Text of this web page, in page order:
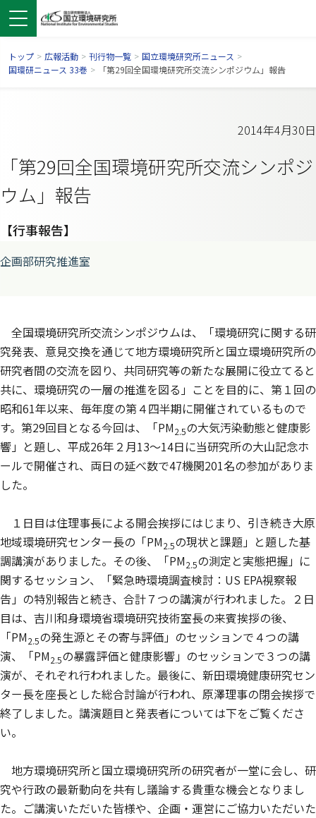
トップ > 広報活動 > 刊行物一覧 > 国立環境研究所ニュース >
国環研ニュース 33巻 > 「第29回全国環境研究所交流シンポジウム」報告
2014年4月30日
「第29回全国環境研究所交流シンポジ
ウム」報告
【行事報告】
企画部研究推進室
全国環境研究所交流シンポジウムは、「環境研究に関する研
究発表、意見交換を通じて地方環境研究所と国立環境研究所の
研究者間の交流を図り、共同研究等の新たな展開に役立てると
共に、環境研究の一層の推進を図る」ことを目的に、第１回の
昭和61年以来、毎年度の第４四半期に開催されているもので
す。第29回目となる今回は、「PM2.5の大気汚染動態と健康影
響」と題し、平成26年２月13～14日に当研究所の大山記念ホ
ールで開催され、両日の延べ数で47機関201名の参加がありま
した。
１日目は住理事長による開会挨拶にはじまり、引き続き大原
地域環境研究センター長の「PM2.5の現状と課題」と題した基
調講演がありました。その後、「PM2.5の測定と実態把握」に
関するセッション、「緊急時環境調査検討：US EPA視察報
告」の特別報告と続き、合計７つの講演が行われました。２日
目は、吉川和身環境省環境研究技術室長の来賓挨拶の後、
「PM2.5の発生源とその寄与評価」のセッションで４つの講
演、「PM2.5の暴露評価と健康影響」のセッションで３つの講
演が、それぞれ行われました。最後に、新田環境健康研究セン
ター長を座長とした総合討論が行われ、原澤理事の閉会挨拶で
終了しました。講演題目と発表者については下をご覧くださ
い。
地方環境研究所と国立環境研究所の研究者が一堂に会し、研
究や行政の最新動向を共有し議論する貴重な機会となりまし
た。ご講演いただいた皆様や、企画・運営にご協力いただいた